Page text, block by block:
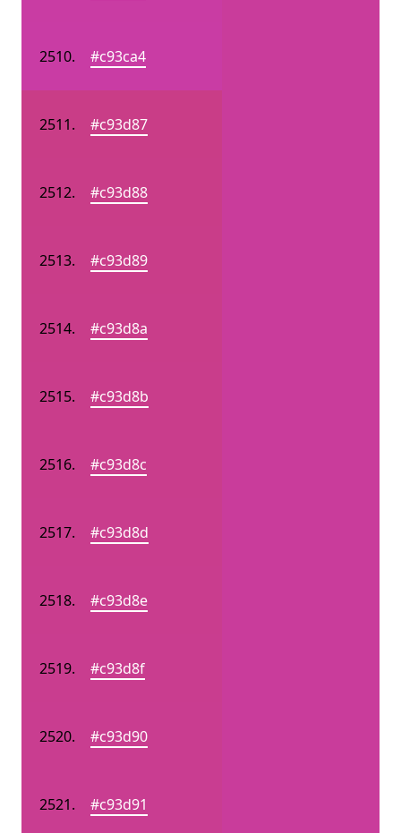
#c93ca4
#c93d87
#c93d88
#c93d89
#c93d8a
#c93d8b
#c93d8c
#c93d8d
#c93d8e
#c93d8f
#c93d90
#c93d91